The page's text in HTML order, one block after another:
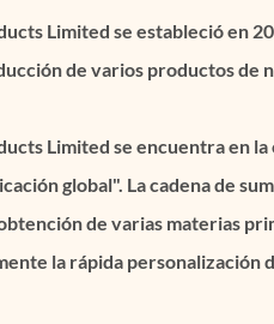
Limited se estableció en
de varios productos de
Limited se encuentra en la
global". La cadena de
de varias materias
la rápida personalización